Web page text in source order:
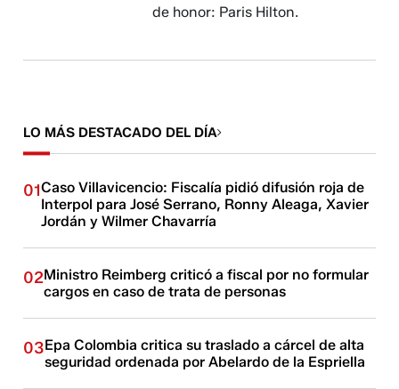
de honor: Paris Hilton.
LO MÁS DESTACADO DEL DÍA
01Caso Villavicencio: Fiscalía pidió difusión roja de
Interpol para José Serrano, Ronny Aleaga, Xavier
Jordán y Wilmer Chavarría
02Ministro Reimberg criticó a fiscal por no formular
cargos en caso de trata de personas
03Epa Colombia critica su traslado a cárcel de alta
seguridad ordenada por Abelardo de la Espriella